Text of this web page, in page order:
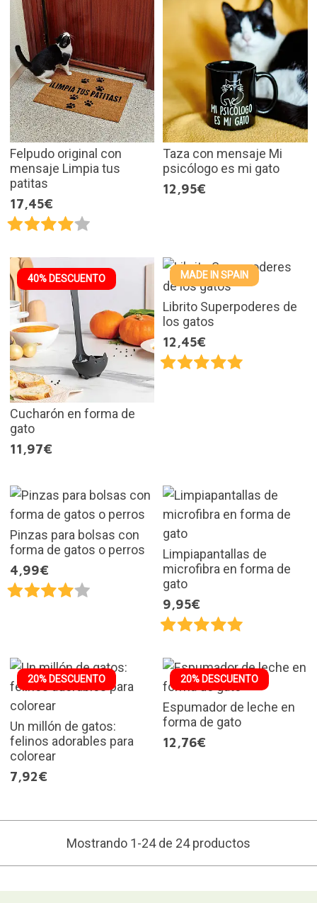
Felpudo original con
mensaje Limpia tus
patitas
17,45€
Taza con mensaje Mi
psicólogo es mi gato
12,95€
40% DESCUENTO
Cucharón en forma de
gato
11,97€
MADE IN SPAIN
Librito Superpoderes de
los gatos
12,45€
Pinzas para bolsas con
forma de gatos o perros
4,99€
Limpiapantallas de
microfibra en forma de
gato
9,95€
20% DESCUENTO
Un millón de gatos:
felinos adorables para
colorear
7,92€
20% DESCUENTO
Espumador de leche en
forma de gato
12,76€
Mostrando 1-24 de 24 productos